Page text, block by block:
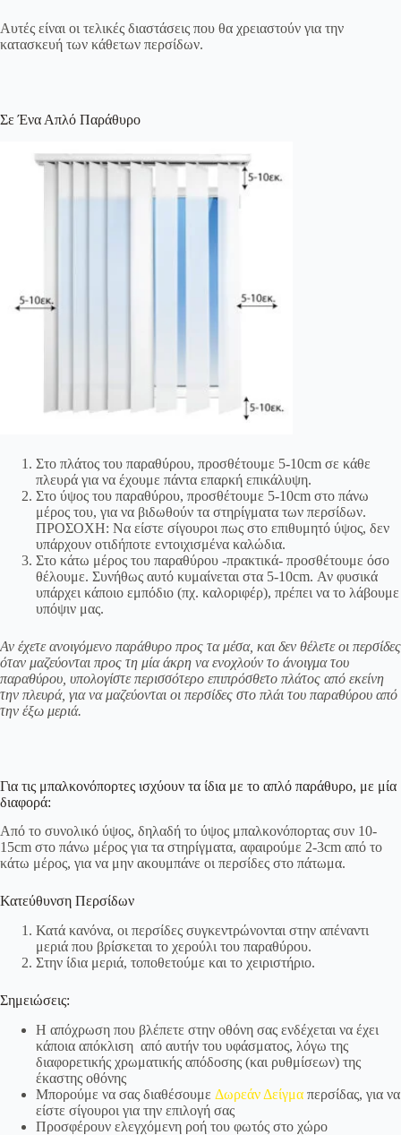
Αυτές είναι οι τελικές διαστάσεις που θα χρειαστούν για την
κατασκευή των κάθετων περσίδων.
Σε Ένα Απλό Παράθυρο
Στο πλάτος του παραθύρου, προσθέτουμε 5-10cm σε κάθε
πλευρά για να έχουμε πάντα επαρκή επικάλυψη.
Στο ύψος του παραθύρου, προσθέτουμε 5-10cm στο πάνω
μέρος του, για να βιδωθούν τα στηρίγματα των περσίδων.
ΠΡΟΣΟΧΗ: Να είστε σίγουροι πως στο επιθυμητό ύψος, δεν
υπάρχουν οτιδήποτε εντοιχισμένα καλώδια.
Στο κάτω μέρος του παραθύρου -πρακτικά- προσθέτουμε όσο
θέλουμε. Συνήθως αυτό κυμαίνεται στα 5-10cm. Αν φυσικά
υπάρχει κάποιο εμπόδιο (πχ. καλοριφέρ), πρέπει να το λάβουμε
υπόψιν μας.
Αν έχετε ανοιγόμενο παράθυρο προς τα μέσα, και δεν θέλετε οι περσίδες
όταν μαζεύονται προς τη μία άκρη να ενοχλούν το άνοιγμα του
παραθύρου, υπολογίστε περισσότερο επιπρόσθετο πλάτος από εκείνη
την πλευρά, για να μαζεύονται οι περσίδες στο πλάι του παραθύρου από
την έξω μεριά.
Για τις μπαλκονόπορτες ισχύουν τα ίδια με το απλό παράθυρο, με μία
διαφορά:
Από το συνολικό ύψος, δηλαδή το ύψος μπαλκονόπορτας συν 10-
15cm στο πάνω μέρος για τα στηρίγματα, αφαιρούμε 2-3cm από το
κάτω μέρος, για να μην ακουμπάνε οι περσίδες στο πάτωμα.
Κατεύθυνση Περσίδων
Κατά κανόνα, οι περσίδες συγκεντρώνονται στην απέναντι
μεριά που βρίσκεται το χερούλι του παραθύρου.
Στην ίδια μεριά, τοποθετούμε και το χειριστήριο.
Σημειώσεις:
Η απόχρωση που βλέπετε στην οθόνη σας ενδέχεται να έχει
κάποια απόκλιση από αυτήν του υφάσματος, λόγω της
διαφορετικής χρωματικής απόδοσης (και ρυθμίσεων) της
έκαστης οθόνης
Μπορούμε να σας διαθέσουμε Δωρεάν Δείγμα περσίδας, για να
είστε σίγουροι για την επιλογή σας
Προσφέρουν ελεγχόμενη ροή του φωτός στο χώρο